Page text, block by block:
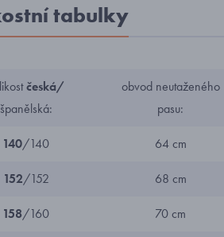
tabulky
česká/
španělská:
obvod neutaženého
pasu:
140/140 64 cm
152/152 68 cm
158/160 70 cm